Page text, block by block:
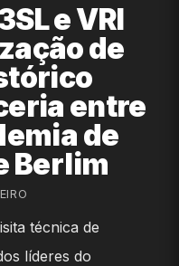
e VRI
de
entre
de
Berlim
técnica de
líderes do